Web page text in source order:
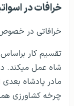
خرافات در
خرافاتی در خصوص
تقسیم کار
شاه عمل می­کند.
مادر پادشاه
چرخه کشاورزی